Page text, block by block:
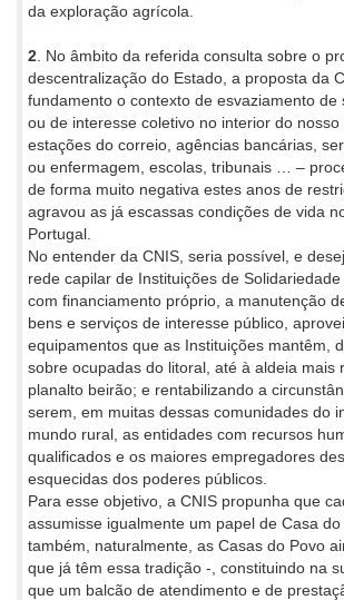
da exploração agrícola.
2 . No âmbito da referida consulta sobre o
descentralização do Estado, a proposta da
fundamento o contexto de esvaziamento de
ou de interesse coletivo no interior do
estações do correio, agências bancárias,
ou enfermagem, escolas, tribunais … –
de forma muito negativa estes anos de
agravou as já escassas condições de vida
Portugal.
No entender da CNIS, seria possível, e
rede capilar de Instituições de Solidariedade
com financiamento próprio, a manutenção
bens e serviços de interesse público,
equipamentos que as Instituições mantêm,
sobre ocupadas do litoral, até à aldeia mais
planalto beirão; e rentabilizando a
serem, em muitas dessas comunidades do
mundo rural, as entidades com recursos
qualificados e os maiores empregadores
esquecidas dos poderes públicos.
Para esse objetivo, a CNIS propunha que
assumisse igualmente um papel de Casa
também, naturalmente, as Casas do Povo
que já têm essa tradição -, constituindo na
que um balcão de atendimento e de